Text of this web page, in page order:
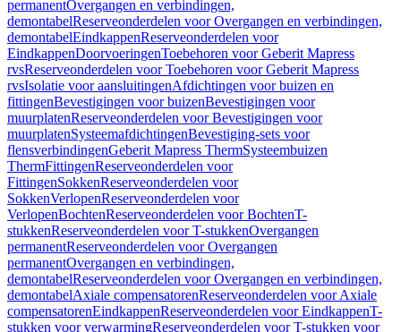
permanentOvergangen en verbindingen,
demontabelReserveonderdelen voor Overgangen en verbindingen,
demontabelEindkappenReserveonderdelen voor
EindkappenDoorvoeringenToebehoren voor Geberit Mapress
rvsReserveonderdelen voor Toebehoren voor Geberit Mapress
rvsIsolatie voor aansluitingenAfdichtingen voor buizen en
fittingenBevestigingen voor buizenBevestigingen voor
muurplatenReserveonderdelen voor Bevestigingen voor
muurplatenSysteemafdichtingenBevestiging-sets voor
flensverbindingenGeberit Mapress ThermSysteembuizen
ThermFittingenReserveonderdelen voor
FittingenSokkenReserveonderdelen voor
SokkenVerlopenReserveonderdelen voor
VerlopenBochtenReserveonderdelen voor BochtenT-
stukkenReserveonderdelen voor T-stukkenOvergangen
permanentReserveonderdelen voor Overgangen
permanentOvergangen en verbindingen,
demontabelReserveonderdelen voor Overgangen en verbindingen,
demontabelAxiale compensatorenReserveonderdelen voor Axiale
compensatorenEindkappenReserveonderdelen voor EindkappenT-
stukken voor verwarmingReserveonderdelen voor T-stukken voor